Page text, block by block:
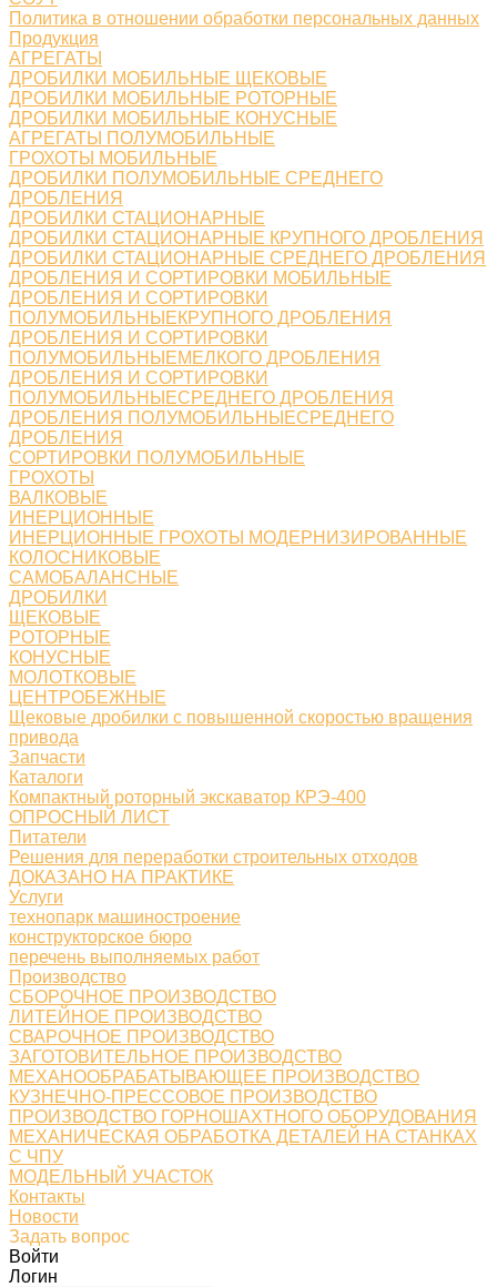
Политика в отношении обработки персональных данных
Продукция
АГРЕГАТЫ
ДРОБИЛКИ МОБИЛЬНЫЕ ЩЕКОВЫЕ
ДРОБИЛКИ МОБИЛЬНЫЕ РОТОРНЫЕ
ДРОБИЛКИ МОБИЛЬНЫЕ КОНУСНЫЕ
АГРЕГАТЫ ПОЛУМОБИЛЬНЫЕ
ГРОХОТЫ МОБИЛЬНЫЕ
ДРОБИЛКИ ПОЛУМОБИЛЬНЫЕ СРЕДНЕГО
ДРОБЛЕНИЯ
ДРОБИЛКИ СТАЦИОНАРНЫЕ
ДРОБИЛКИ СТАЦИОНАРНЫЕ КРУПНОГО ДРОБЛЕНИЯ
ДРОБИЛКИ СТАЦИОНАРНЫЕ СРЕДНЕГО ДРОБЛЕНИЯ
ДРОБЛЕНИЯ И СОРТИРОВКИ МОБИЛЬНЫЕ
ДРОБЛЕНИЯ И СОРТИРОВКИ
ПОЛУМОБИЛЬНЫЕКРУПНОГО ДРОБЛЕНИЯ
ДРОБЛЕНИЯ И СОРТИРОВКИ
ПОЛУМОБИЛЬНЫЕМЕЛКОГО ДРОБЛЕНИЯ
ДРОБЛЕНИЯ И СОРТИРОВКИ
ПОЛУМОБИЛЬНЫЕСРЕДНЕГО ДРОБЛЕНИЯ
ДРОБЛЕНИЯ ПОЛУМОБИЛЬНЫЕСРЕДНЕГО
ДРОБЛЕНИЯ
СОРТИРОВКИ ПОЛУМОБИЛЬНЫЕ
ГРОХОТЫ
ВАЛКОВЫЕ
ИНЕРЦИОННЫЕ
ИНЕРЦИОННЫЕ ГРОХОТЫ МОДЕРНИЗИРОВАННЫЕ
КОЛОСНИКОВЫЕ
САМОБАЛАНСНЫЕ
ДРОБИЛКИ
ЩЕКОВЫЕ
РОТОРНЫЕ
КОНУСНЫЕ
МОЛОТКОВЫЕ
ЦЕНТРОБЕЖНЫЕ
Щековые дробилки с повышенной скоростью вращения
привода
Запчасти
Каталоги
Компактный роторный экскаватор КРЭ-400
ОПРОСНЫЙ ЛИСТ
Питатели
Решения для переработки строительных отходов
ДОКАЗАНО НА ПРАКТИКЕ
Услуги
технопарк машиностроение
конструкторское бюро
перечень выполняемых работ
Производство
СБОРОЧНОЕ ПРОИЗВОДСТВО
ЛИТЕЙНОЕ ПРОИЗВОДСТВО
СВАРОЧНОЕ ПРОИЗВОДСТВО
ЗАГОТОВИТЕЛЬНОЕ ПРОИЗВОДСТВО
МЕХАНООБРАБАТЫВАЮЩЕЕ ПРОИЗВОДСТВО
КУЗНЕЧНО-ПРЕССОВОЕ ПРОИЗВОДСТВО
ПРОИЗВОДСТВО ГОРНОШАХТНОГО ОБОРУДОВАНИЯ
МЕХАНИЧЕСКАЯ ОБРАБОТКА ДЕТАЛЕЙ НА СТАНКАХ
С ЧПУ
МОДЕЛЬНЫЙ УЧАСТОК
Контакты
Новости
Задать вопрос
Войти
Логин